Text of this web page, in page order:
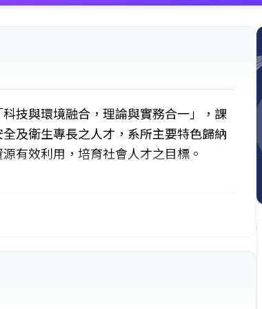
技與環境融合，理論與實務合一」，課
及衛生專長之人才，系所主要特色歸納
有效利用，培育社會人才之目標。